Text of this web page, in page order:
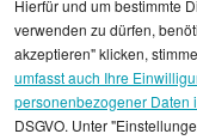
statistischen
einzelnen
Hierfür und um bestimmte
verwenden zu dürfen,
akzeptieren" klicken,
umfasst auch Ihre
personenbezogener Daten
DSGVO. Unter